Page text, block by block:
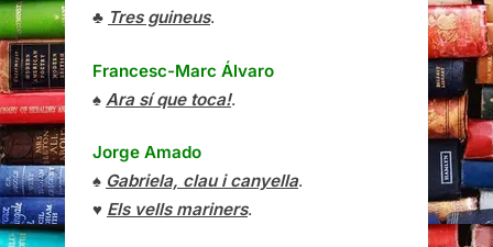
♣ Tres guineus.
Francesc-Marc Álvaro
♠ Ara sí que toca!.
Jorge Amado
♠ Gabriela, clau i canyella.
♥ Els vells mariners.